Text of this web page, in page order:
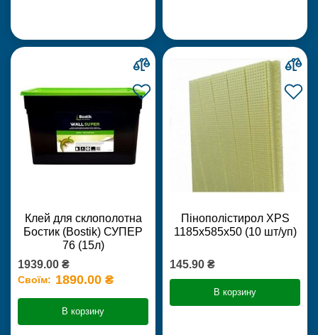
Клей для склополотна
Бостик (Bostik) СУПЕР
76 (15л)
1939.00 ₴
Своїм: 1890.00 ₴
В корзину
Пінополістирол XPS
1185х585х50 (10 шт/уп)
145.90 ₴
В корзину